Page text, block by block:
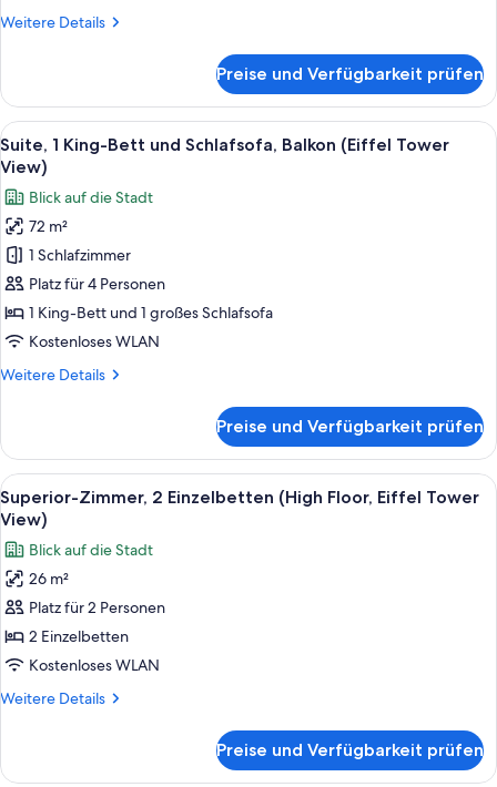
anzeigen
Weitere Details
Weitere
Suite,
1 King-
Bett
und
Schlafsofa
Preise und Verfügbarkeit prüfen
Alle
Fotos
für
Suite,
1 King-
Bett
und
Schlafsofa,
Balkon
Tower
Der Eiffelturm mit Blick auf Pariser
4
Suite, 1 King-Bett und Schlafsofa, Balkon (Eiffel Tower
View)
Blick auf die Stadt
72 m²
1 Schlafzimmer
Platz für 4 Personen
1 King-Bett und 1 großes Schlafsofa
Kostenloses WLAN
Weitere Details
Weitere
1 King-
Bett
und
Schlafsofa,
Balkon
(Eiffel
Tower
View)
Preise und Verfügbarkeit prüfen
Alle
Fotos
für
Superior-
Zimmer,
2 Einzelbetten
(High
Floor,
Eiffel
anzeigen
Ein modernes Hotelzimmer mit
4
Superior-Zimmer, 2 Einzelbetten (High Floor, Eiffel Tower
View)
Blick auf die Stadt
26 m²
Platz für 2 Personen
2 Einzelbetten
Kostenloses WLAN
Weitere Details
Weitere
Zimmer,
Preise und Verfügbarkeit prüfen